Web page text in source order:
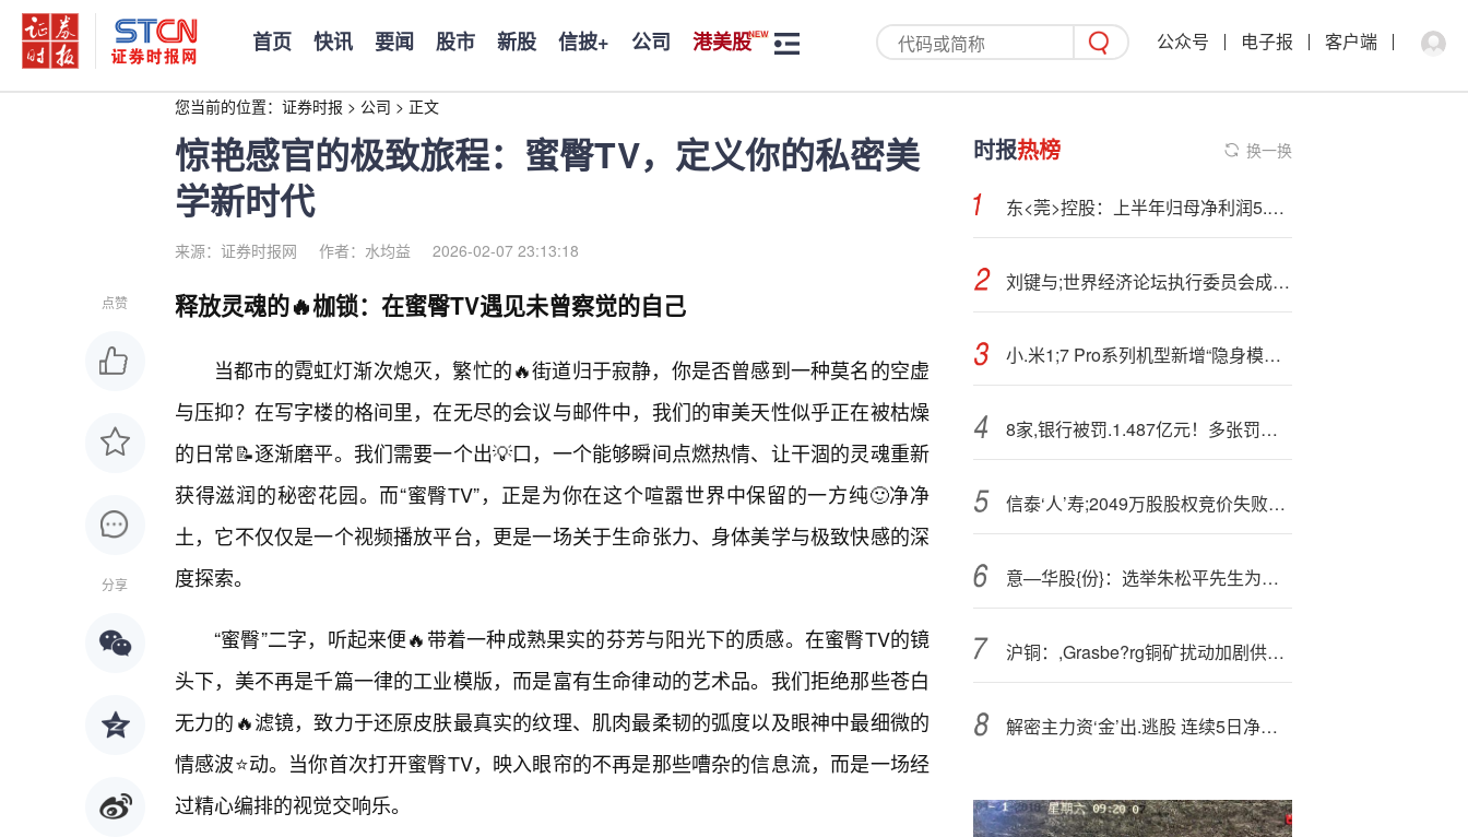
首页 快讯 要闻 股市 新股 信披+ 公司 港美股 公众号 电子报 客户端
您当前的位置： 证券时报 > 公司 > 正文
惊艳感官的极致旅程：蜜臀TV，定义你的私密美
学新时代
来源：证券时报网 作者：水均益 2026-02-07 23:13:18
点赞
分享
释放灵魂的🔥枷锁：在蜜臀TV遇见未曾察觉的自己
当都市的霓虹灯渐次熄灭，繁忙的🔥街道归于寂静，你是否曾感到一种莫名的空虚
与压抑？在写字楼的格间里，在无尽的会议与邮件中，我们的审美天性似乎正在被枯燥
的日常📝逐渐磨平。我们需要一个出💡口，一个能够瞬间点燃热情、让干涸的灵魂重新
获得滋润的秘密花园。而“蜜臀TV”，正是为你在这个喧嚣世界中保留的一方纯🙂净净
土，它不仅仅是一个视频播放平台，更是一场关于生命张力、身体美学与极致快感的深
度探索。
“蜜臀”二字，听起来便🔥带着一种成熟果实的芬芳与阳光下的质感。在蜜臀TV的镜
头下，美不再是千篇一律的工业模版，而是富有生命律动的艺术品。我们拒绝那些苍白
无力的🔥滤镜，致力于还原皮肤最真实的纹理、肌肉最柔韧的弧度以及眼神中最细微的
情感波⭐动。当你首次打开蜜臀TV，映入眼帘的不再是那些嘈杂的信息流，而是一场经
过精心编排的视觉交响乐。
时报热榜 换一换
东<莞>控股：上半年归母净利润5.32亿元，同比增长20.51%
刘键与;世界经济论坛执行委员会成员、工业转型议程全球总负责人高明思座谈交流
小.米1;7 Pro系列机型新增“隐身模式”，背屏一键关闭多项权限
8家,银行被罚.1.487亿元！多张罚单，集中公布
信泰‘人’寿;2049万股股权竞价失败背后：观望的资本与回归理性的市场
意—华股{份}：选举朱松平先生为公司第五届董事会职工代表董事
沪铜：,Grasbe?rg铜矿扰动加剧供应紧张，铜价快速拉升
解密主力资‘金’出.逃股 连续5日净流出568股